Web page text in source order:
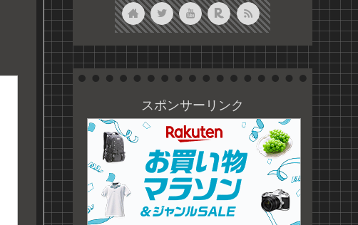
スポンサーリンク